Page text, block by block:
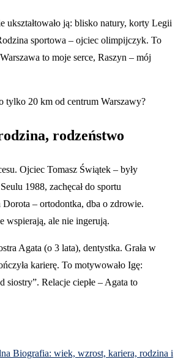
ukształtowało ją: blisko natury, korty Legii
sportowa – ojciec olimpijczyk. To
to moje serce, Raszyn – mój
tylko 20 km od centrum Warszawy?
rodzeństwo
Ojciec Tomasz Świątek – były
1988, zachęcał do sportu
– ortodontka, dba o zdrowie.
wspierają, ale nie ingerują.
Agata (o 3 lata), dentystka. Grała w
karierę. To motywowało Igę:
siostry”. Relacje ciepłe – Agata to
Biografia: wiek, wzrost, kariera, rodzina i